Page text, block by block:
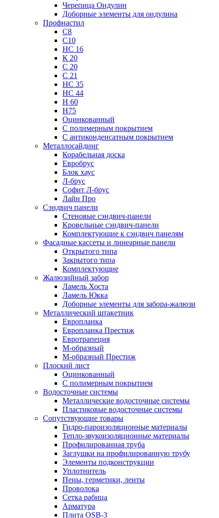
Черепица Ондулин
Доборные элементы для ондулина
Профнастил
С8
С10
НС 16
К 20
С 20
С 21
НС 35
НС 44
Н 60
Н75
Оцинкованный
С полимерным покрытием
С антиконденсатным покрытием
Металлосайдинг
Корабельная доска
Евробрус
Блок хаус
Л-брус
Софит Л-брус
Лайн Про
Сэндвич панели
Стеновые сэндвич-панели
Кровельные сэндвич-панели
Комплектующие к сэндвич панелям
Фасадные кассеты и линеарные панели
Открытого типа
Закрытого типа
Комплектующие
Жалюзийный забор
Ламель Хоста
Ламель Юкка
Доборные элементы для забора-жалюзи
Металлический штакетник
Европланка
Европланка Престиж
Евротрапеция
М-образный
М-образный Престиж
Плоский лист
Оцинкованный
С полимерным покрытием
Водосточные системы
Металлические водосточные системы
Пластиковые водосточные системы
Сопутствующие товары
Гидро-пароизоляционные материалы
Тепло-звукоизоляционные материалы
Профилированная труба
Заглушки на профилированную трубу
Элементы подконструкции
Уплотнитель
Пены, герметики, ленты
Проволока
Сетка рабица
Арматура
Плита OSB-3